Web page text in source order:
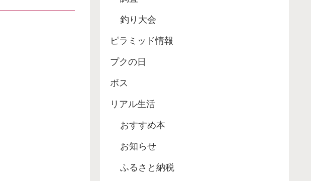
釣り大会
ピラミッド情報
プクの日
ボス
リアル生活
おすすめ本
お知らせ
ふるさと納税